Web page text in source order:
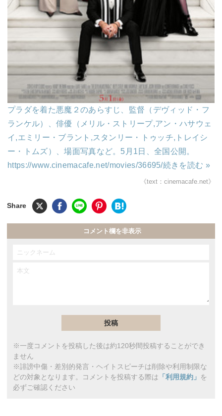
プラダを着た悪魔２のあらすじ、監督（デヴィッド・フ
ランケル）、俳優（メリル・ストリープ,アン・ハサウェ
イ,エミリー・ブラント,スタンリー・トゥッチ,トレイシ
ー・トムズ）、場面写真など。5月1日、全国公開。
https://www.cinemacafe.net/movies/36695/続きを読む »
《text：cinemacafe.net》
コメント欄を非表示
※一度コメントを投稿した後は約120秒間投稿することができ
ません
※誹謗中傷・差別的発言・ヘイトスピーチは削除や利用制限な
どの対象となります。コメントを投稿する際は 「利用規約」 を
必ずご確認ください